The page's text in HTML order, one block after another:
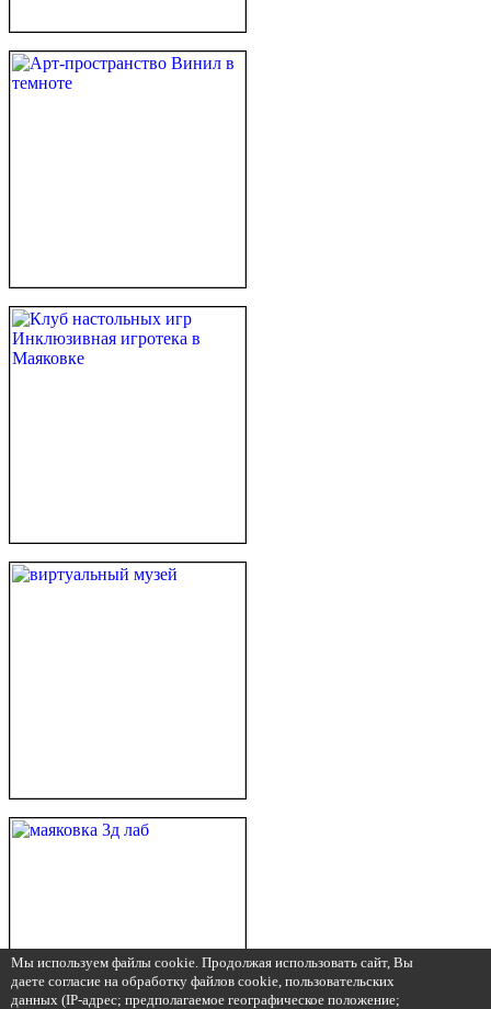
Мы используем файлы cookie. Продолжая использовать сайт, Вы
даете согласие на обработку файлов cookie, пользовательских
данных (IP-адрес; предполагаемое географическое положение;